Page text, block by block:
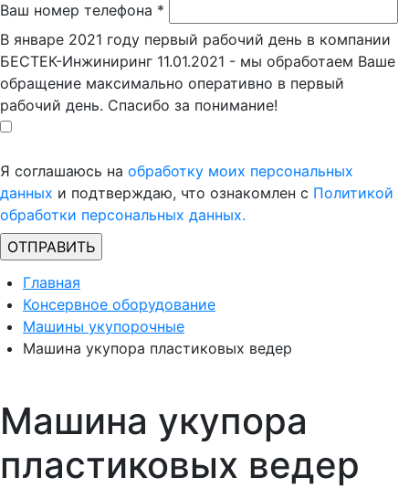
Ваш номер телефона *
В январе 2021 году первый рабочий день в компании
БЕСТЕК-Инжиниринг 11.01.2021 - мы обработаем Ваше
обращение максимально оперативно в первый
рабочий день. Спасибо за понимание!
Я соглашаюсь на обработку моих персональных
данных и подтверждаю, что ознакомлен с Политикой
обработки персональных данных.
Главная
Консервное оборудование
Машины укупорочные
Машина укупора пластиковых ведер
Машина укупора
пластиковых ведер